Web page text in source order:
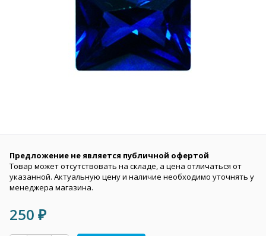
Предложение не является публичной офертой
Товар может отсутствовать на складе, а цена отличаться от
указанной. Актуальную цену и наличие необходимо уточнять у
менеджера магазина.
250 ₽